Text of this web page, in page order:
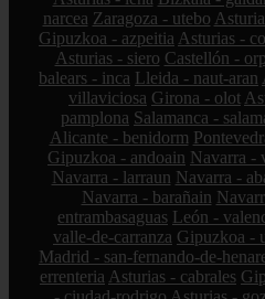
narcea Zaragoza - utebo
Gipuzkoa - azpeitia Asturias -
Asturias - siero Castellón -
balears - inca Lleida - naut-aran
villaviciosa Girona - olot
pamplona Salamanca -
Alicante - benidorm
Gipuzkoa - andoain Navarra -
Navarra - larraun Navarra -
Navarra - barañain
entrambasaguas León -
valle-de-carranza Gipuzkoa -
Madrid - san-fernando-de-
errenteria Asturias - cabrales